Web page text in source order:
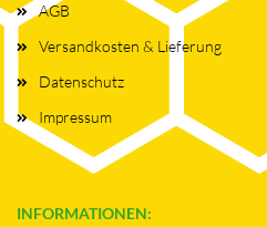
AGB
Versandkosten & Lieferung
Datenschutz
Impressum
INFORMATIONEN: